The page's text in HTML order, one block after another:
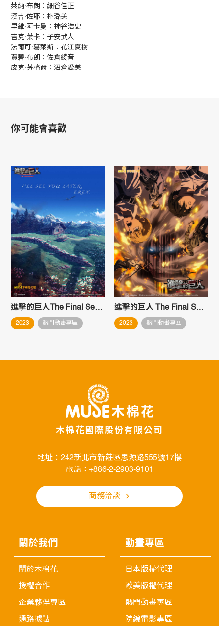
萊納·布朗：細谷佳正
漢吉·佐耶：朴璐美
里維·阿卡曼：神谷浩史
吉克·葉卡：子安武人
法爾可·葛萊斯：花江夏樹
賈碧·布朗：佐倉綾音
皮克·芬格爾：沼倉愛美
你可能會喜歡
進擊的巨人The Final Season 完結篇 後篇
2023 熱門動畫專區
進擊的巨人 The Final Season完結篇 (前篇)
2023 熱門動畫專區
木棉花國際股份有限公司
地址：242新北市新莊區思源路555號17樓
電話：+886-2-2903-9101
商務洽談
關於我們
關於木棉花
授權合作
企業夥伴專區
通路據點
動畫專區
日本版權代理
歐美版權代理
熱門動畫專區
院線電影專區